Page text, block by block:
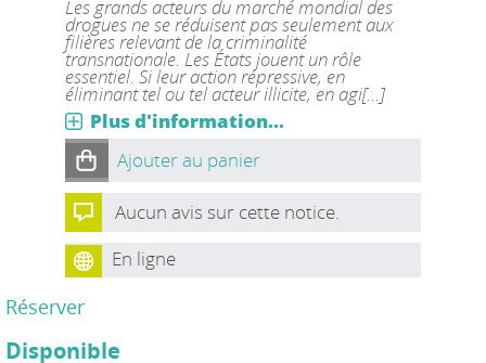
Les grands acteurs du marché mondial des
drogues ne se réduisent pas seulement aux
filières relevant de la criminalité
transnationale. Les États jouent un rôle
essentiel. Si leur action répressive, en
éliminant tel ou tel acteur illicite, en agi[...]
Plus d'information...
Ajouter au panier
Aucun avis sur cette notice.
En ligne
Réserver
Disponible